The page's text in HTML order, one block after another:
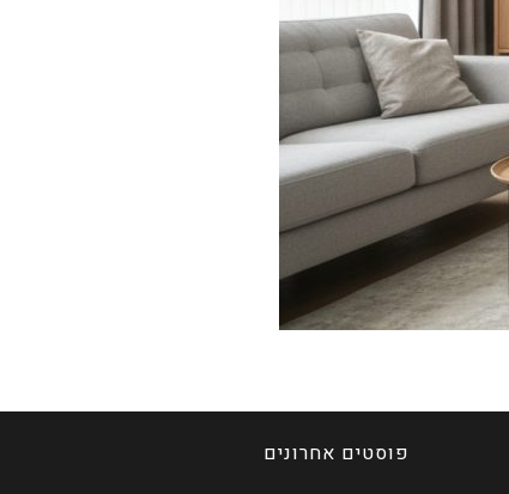
פוסטים אחרונים